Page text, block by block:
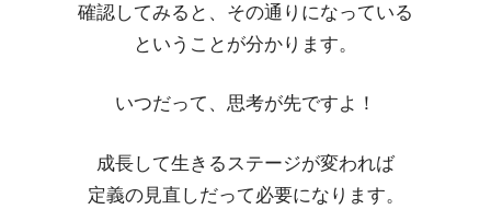
確認してみると、その通りになっている
ということが分かります。
いつだって、思考が先ですよ！
成長して生きるステージが変われば
定義の見直しだって必要になります。